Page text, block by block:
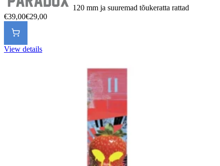
120 mm ja suuremad tõukeratta rattad
€39,00€29,00
View details